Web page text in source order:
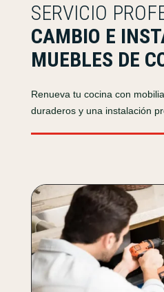
SERVICIO
CAMBIO E
MUEBLES DE
Renueva tu cocina con
duraderos y una instalación